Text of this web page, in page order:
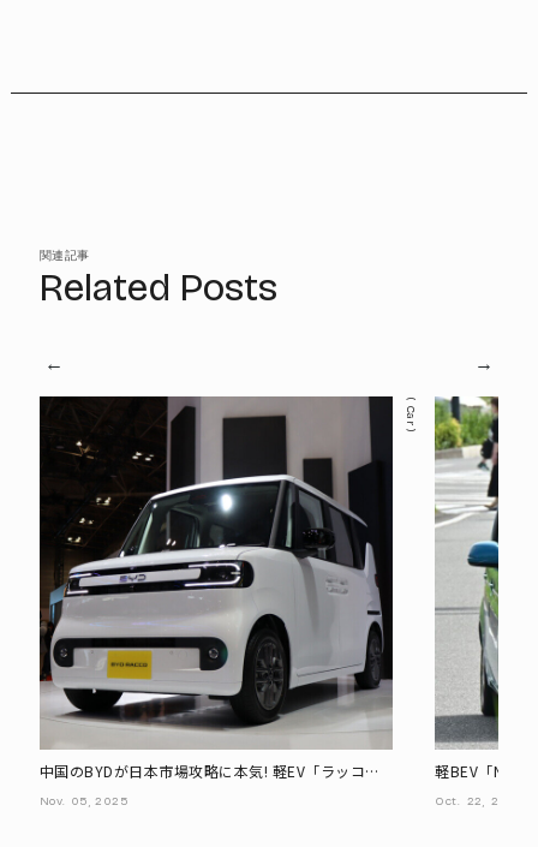
関連記事
Related Posts
Car
中国のBYDが日本市場攻略に本気! 軽EV「ラッコ」
の開発は元・日産の技術者が主導
Nov. 05, 2025
軽BEV「N-
スメできる?
Oct. 22, 2025